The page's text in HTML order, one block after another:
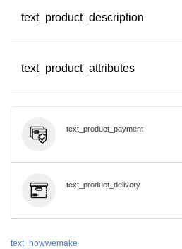
text_product_description
text_product_attributes
text_product_payment
text_product_delivery
text_howwemake